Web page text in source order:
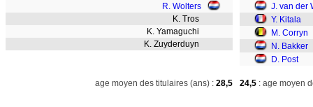
R. Wolters
K. Tros
K. Yamaguchi
K. Zuyderduyn
J. van der
Y. Kitala
M. Corryn
N. Bakker
D. Post
age moyen des titulaires (ans) : 28,5 24,5 : age moyen